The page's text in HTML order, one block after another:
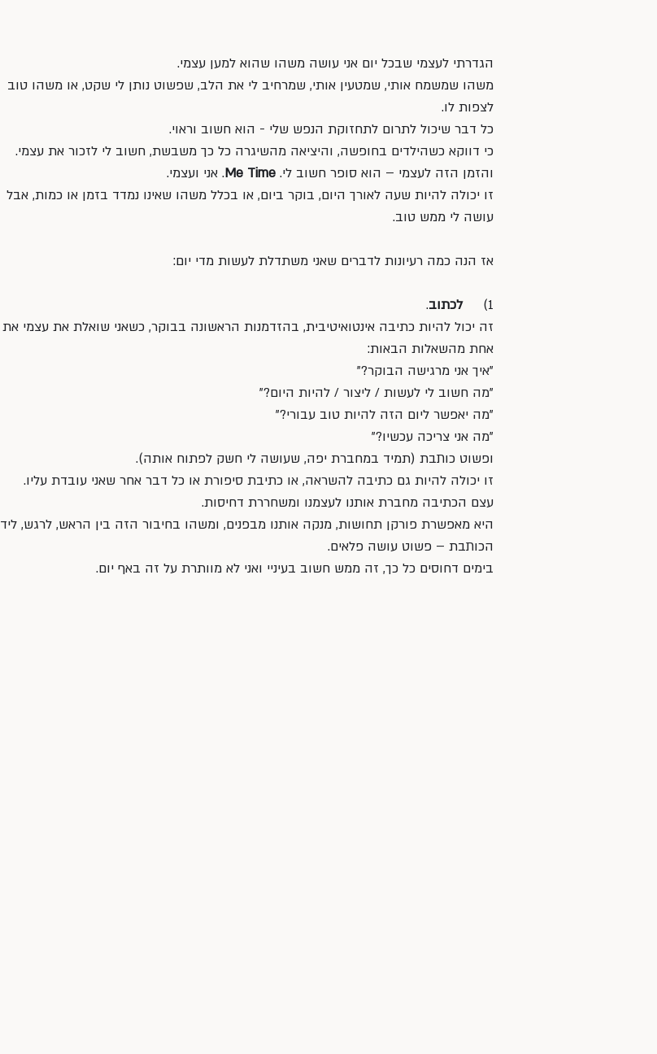
הגדרתי לעצמי שבכל יום אני עושה משהו שהוא למען עצמי.
משהו שמשמח אותי, שמטעין אותי, שמרחיב לי את הלב, שפשוט נותן לי שקט, או משהו טוב
לצפות לו.
כל דבר שיכול לתרום לתחזוקת הנפש שלי - הוא חשוב וראוי.
כי דווקא כשהילדים בחופשה, והיציאה מהשיגרה כל כך משבשת, חשוב לי לזכור את עצמי.
והזמן הזה לעצמי – הוא סופר חשוב לי. Me Time. אני ועצמי.
זו יכולה להיות שעה לאורך היום, בוקר ביום, או בכלל משהו שאינו נמדד בזמן או כמות, אבל
עושה לי ממש טוב.
אז הנה כמה רעיונות לדברים שאני משתדלת לעשות מדי יום:
1) לכתוב.
זה יכול להיות כתיבה אינטואיטיבית, בהזדמנות הראשונה בבוקר, כשאני שואלת את עצמי את
אחת מהשאלות הבאות:
"איך אני מרגישה הבוקר?"
"מה חשוב לי לעשות / ליצור / להיות היום?"
"מה יאפשר ליום הזה להיות טוב עבורי?"
"מה אני צריכה עכשיו?"
ופשוט כותבת (תמיד במחברת יפה, שעושה לי חשק לפתוח אותה).
זו יכולה להיות גם כתיבה להשראה, או כתיבת סיפורת או כל דבר אחר שאני עובדת עליו.
עצם הכתיבה מחברת אותנו לעצמנו ומשחררת דחיסות.
היא מאפשרת פורקן תחושות, מנקה אותנו מבפנים, ומשהו בחיבור הזה בין הראש, לרגש, ליד
הכותבת – פשוט עושה פלאים.
בימים דחוסים כל כך, זה ממש חשוב בעיניי ואני לא מוותרת על זה באף יום.